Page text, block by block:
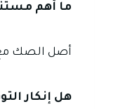
ما أهم
أصل الصك مع
هل إنكار